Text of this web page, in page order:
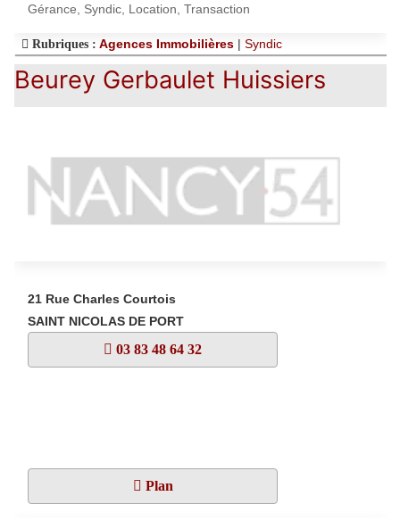
Gérance, Syndic, Location, Transaction
Rubriques : Agences Immobilières | Syndic
Beurey Gerbaulet Huissiers
21 Rue Charles Courtois
SAINT NICOLAS DE PORT
03 83 48 64 32
Plan